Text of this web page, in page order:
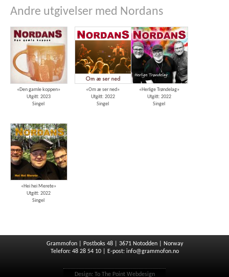
Andre utgivelser med Nordans
«Den gamle koppen»
Utgitt: 2023
Singel
«Om æ ser ned»
Utgitt: 2022
Singel
«Herlige Trøndelag»
Utgitt: 2022
Singel
«Hei hei Merete»
Utgitt: 2022
Singel
Grammofon | Postboks 48 | 3671 Notodden | Norway
Telefon: 48 28 54 10 | E-post: info@grammofon.no
Design: To The Point Webdesign